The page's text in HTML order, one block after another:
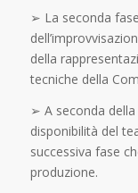
➢ La seconda
della
tecniche della
➢ A seconda
disponibilità del
successiva fase
produzione.